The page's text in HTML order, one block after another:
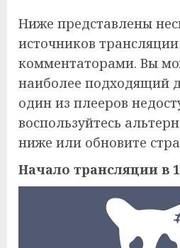
Ниже представлены
источников
комментаторами. Вы
наиболее подходящий
один из плееров
воспользуйтесь
ниже или обновите
Начало трансляции в